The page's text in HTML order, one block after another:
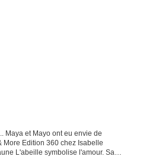
Maya et Mayo ont eu envie de
Edition 360 chez Isabelle
L'abeille symbolise l'amour. Sa